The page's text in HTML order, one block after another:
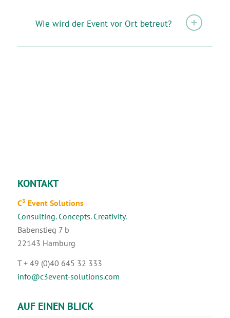
Wie wird der Event vor Ort betreut?
KONTAKT
C³ Event Solutions
Consulting. Concepts. Creativity.
Babenstieg 7 b
22143 Hamburg
T + 49 (0)40 645 32 333
info@c3event-solutions.com
AUF EINEN BLICK